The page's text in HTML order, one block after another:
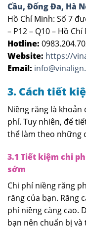
Cầu, Đống Đa, Hà
Hồ Chí Minh: Số 7
– P12 – Q10 – Hồ Chí
Hotline:
Website: https://
Email:
3. Cách tiết
Niềng răng là khoản
phí. Tuy nhiên, để
thể làm theo những
3.1 Tiết kiệm chi
sớm
Chi phí niềng răng
răng của bạn. Răng
phí niềng càng cao.
bạn nên chuẩn bị